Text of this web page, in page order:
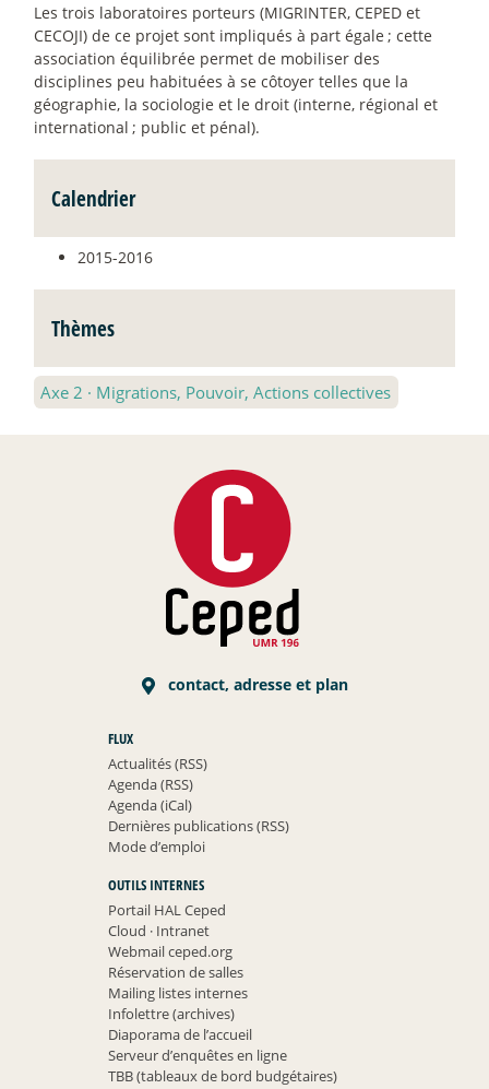
Les trois laboratoires porteurs (MIGRINTER, CEPED et
CECOJI) de ce projet sont impliqués à part égale ; cette
association équilibrée permet de mobiliser des
disciplines peu habituées à se côtoyer telles que la
géographie, la sociologie et le droit (interne, régional et
international ; public et pénal).
Calendrier
2015-2016
Thèmes
Axe 2 · Migrations, Pouvoir, Actions collectives
contact, adresse et plan
FLUX
Actualités (RSS)
Agenda (RSS)
Agenda (iCal)
Dernières publications (RSS)
Mode d’emploi
OUTILS INTERNES
Portail HAL Ceped
Cloud ·Intranet
Webmail ceped.org
Réservation de salles
Mailing listes internes
Infolettre (archives)
Diaporama de l’accueil
Serveur d’enquêtes en ligne
TBB (tableaux de bord budgétaires)